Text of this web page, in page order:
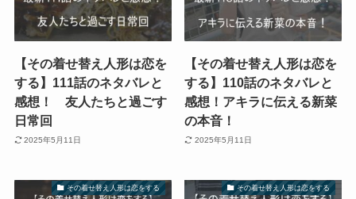
【その着せ替え人形は恋を
する】111話のネタバレと
感想！ 友人たちと過ごす
日常回
2025年5月11日
【その着せ替え人形は恋を
する】110話のネタバレと
感想！アキラに伝える新菜
の本音！
2025年5月11日
その着せ替え人形は恋をする その着せ替え人形は恋をする